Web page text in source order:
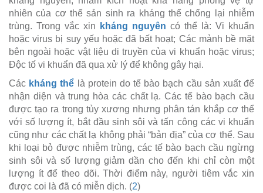
nhiên của cơ thể sản sinh ra kháng thể chống lại nhiễm
trùng. Trong vắc xin
kháng nguyên có thể là: Vi khuẩn
hoặc virus bị suy yếu hoặc đã bất hoạt; Các mảnh bề mặt
bên ngoài hoặc vật liệu di truyền của vi khuẩn hoặc virus;
Độc tố vi khuẩn đã qua xử lý để không gây hại.
Các kháng thể là protein do tế bào bạch cầu sản xuất để
nhận diện và trung hòa các chất lạ. Các tế bào bạch cầu
được tạo ra trong tủy xương nhưng phân tán khắp cơ thể
với số lượng ít, bắt đầu sinh sôi và tấn công các vi khuẩn
cũng như các chất lạ không phải “bản địa” của cơ thể. Sau
khi loại bỏ được nhiễm trùng, các tế bào bạch cầu ngừng
sinh sôi và số lượng giảm dần cho đến khi chỉ còn một
lượng ít để theo dõi. Thời điểm này, người tiêm vắc xin
được coi là đã có miễn dịch. (2)